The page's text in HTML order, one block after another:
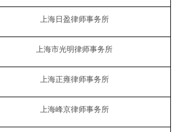
上海日盈律师事务所
上海市光明律师事务所
上海正雍律师事务所
上海峰京律师事务所